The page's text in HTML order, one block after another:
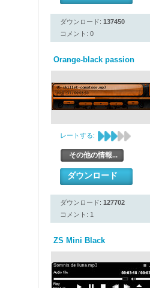
ダウンロード: 137450
コメント: 0
Orange-black passion
レートする:
その他の情報...
ダウンロード
ダウンロード: 127702
コメント: 1
ZS Mini Black